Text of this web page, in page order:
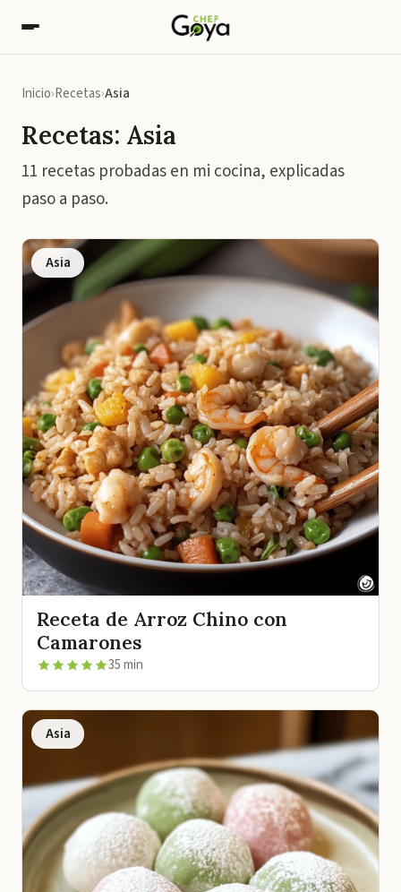
Inicio Recetas Asia
Recetas: Asia
11 recetas probadas en mi cocina, explicadas
paso a paso.
Asia
Receta de Arroz Chino con
Camarones
35 min
Asia